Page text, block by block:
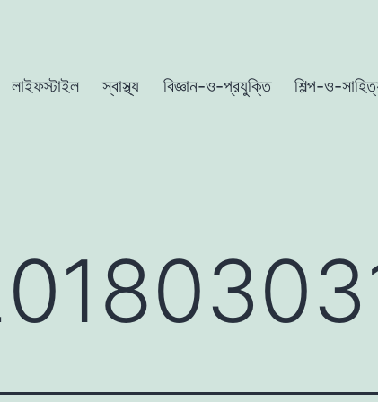
লাইফস্টাইল স্বাস্থ্য বিজ্ঞান-ও-প্রযুক্তি শিল্প-ও-